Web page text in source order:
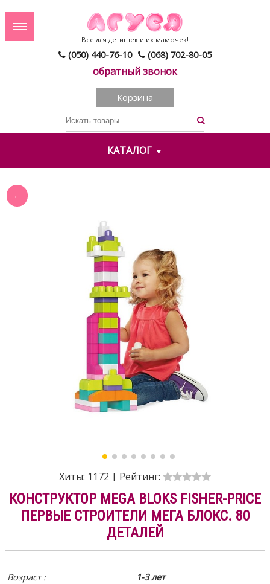
(050) 440-76-10 (068) 702-80-05
обратный звонок
Все для детишек и их мамочек!
Корзина
КАТАЛОГ
Хиты: 1172 | Рейтинг:
КОНСТРУКТОР MEGA BLOKS FISHER-PRICE
ПЕРВЫЕ СТРОИТЕЛИ МЕГА БЛОКС. 80
ДЕТАЛЕЙ
Возраст :
1-3 лет